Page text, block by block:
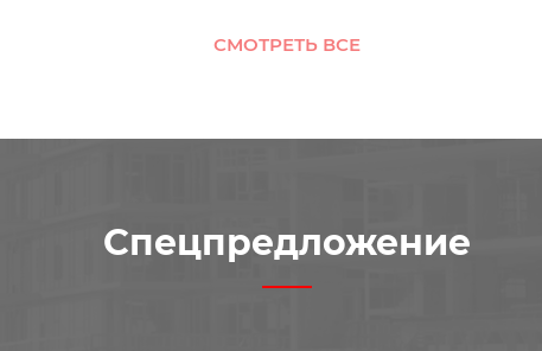
СМОТРЕТЬ ВСЕ
Спецпредложение